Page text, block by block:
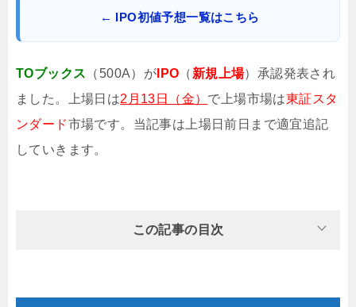
← IPO初値予想一覧はこちら
TOブックス （500A）が IPO （ 新規上場）承認発表され
ました。上場日は2月13日（金） で上場市場は東証スタ
ンダード市場です。当記事は上場日前日まで適宜追記
していきます。
この記事の目次